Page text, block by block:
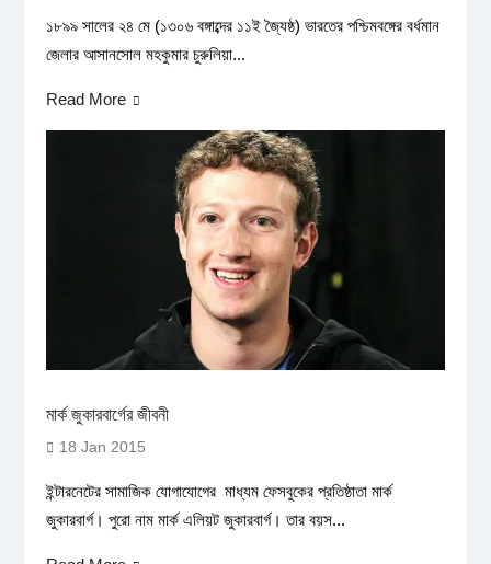
১৮৯৯ সালের ২৪ মে (১৩০৬ বঙ্গাব্দের ১১ই জ্যৈষ্ঠ) ভারতের পশ্চিমবঙ্গের বর্ধমান
জেলার আসানসোল মহকুমার চুরুলিয়া...
Read More
মার্ক জুকারবার্গের জীবনী
18 Jan 2015
ইন্টারনেটের সামাজিক যোগাযোগের মাধ্যম ফেসবুকের প্রতিষ্ঠাতা মার্ক
জুকারবার্গ। পুরো নাম মার্ক এলিয়ট জুকারবার্গ। তার বয়স...